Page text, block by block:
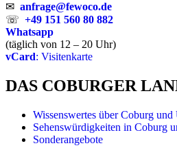
✉ anfrage@fewoco.de
☏ +49 151 560 80 882
Whatsapp
(täglich von 12 – 20 Uhr)
vCard: Visitenkarte
DAS COBURGER
Wissenswertes über Coburg und
Sehenswürdigkeiten in Coburg
Sonderangebote